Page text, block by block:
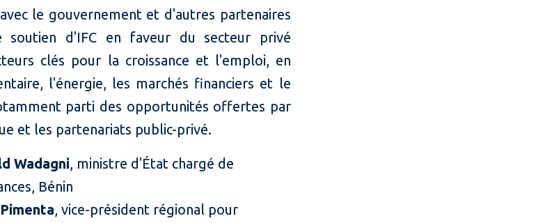
le gouvernement et d'autres partenaires
d'IFC en faveur du secteur privé
clés pour la croissance et l'emploi, en
l'énergie, les marchés financiers et le
parti des opportunités offertes par
et les partenariats public-privé.
Wadagni, ministre d'État chargé de
Bénin
, vice-président régional pour